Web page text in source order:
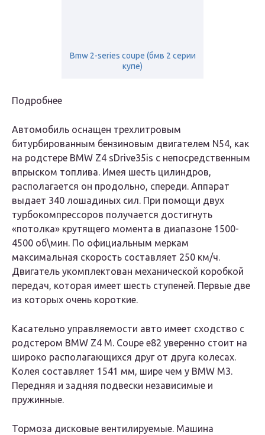
Bmw 2-series coupe (бмв 2 серии
купе)
Подробнее
Автомобиль оснащен трехлитровым
битурбированным бензиновым двигателем N54, как
на родстере BMW Z4 sDrive35is с непосредственным
впрыском топлива. Имея шесть цилиндров,
располагается он продольно, спереди. Аппарат
выдает 340 лошадиных сил. При помощи двух
турбокомпрессоров получается достигнуть
«потолка» крутящего момента в диапазоне 1500-
4500 об\мин. По официальным меркам
максимальная скорость составляет 250 км/ч.
Двигатель укомплектован механической коробкой
передач, которая имеет шесть ступеней. Первые две
из которых очень короткие.
Касательно управляемости авто имеет сходство с
родстером BMW Z4 M. Coupe e82 уверенно стоит на
широко располагающихся друг от друга колесах.
Колея составляет 1541 мм, шире чем у BMW M3.
Передняя и задняя подвески независимые и
пружинные.
Тормоза дисковые вентилируемые. Машина